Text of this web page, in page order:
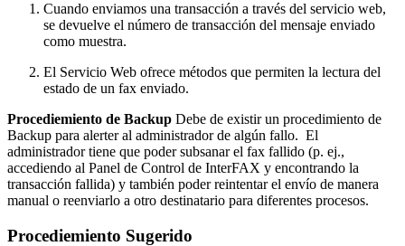
Cuando enviamos una transacción a través del servicio web,
se devuelve el número de transacción del mensaje enviado
como muestra.
El Servicio Web ofrece métodos que permiten la lectura del
estado de un fax enviado.
Procediemiento de Backup Debe de existir un procedimiento de
Backup para alerter al administrador de algún fallo. El
administrador tiene que poder subsanar el fax fallido (p. ej.,
accediendo al Panel de Control de InterFAX y encontrando la
transacción fallida) y también poder reintentar el envío de manera
manual o reenviarlo a otro destinatario para diferentes procesos.
Procediemiento Sugerido